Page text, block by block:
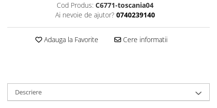
Cod Produs: C6771-toscania04
Ai nevoie de ajutor? 0740239140
Adauga la Favorite Cere informatii
Descriere